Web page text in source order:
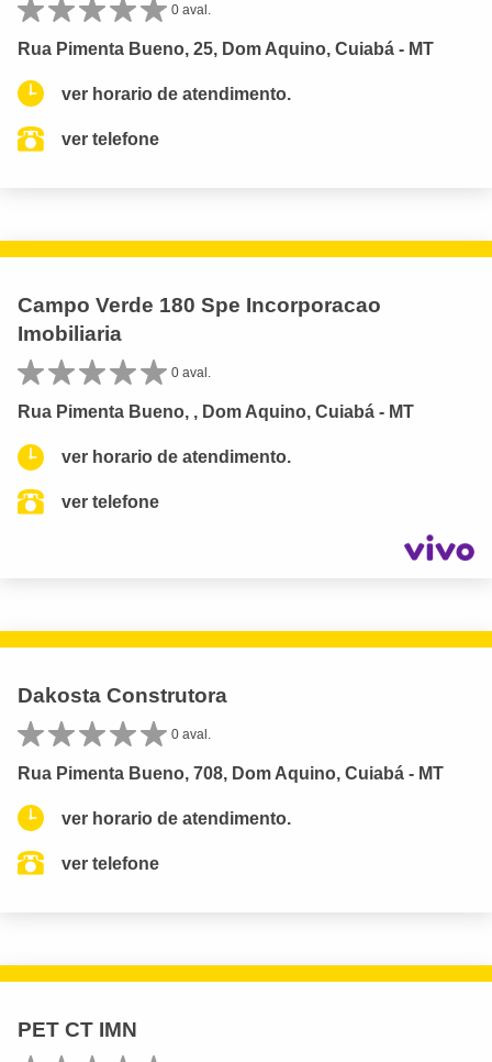
0 aval.
Rua Pimenta Bueno, 25, Dom Aquino, Cuiabá - MT
ver horario de atendimento.
ver telefone
Campo Verde 180 Spe Incorporacao
Imobiliaria
0 aval.
Rua Pimenta Bueno, , Dom Aquino, Cuiabá - MT
ver horario de atendimento.
ver telefone
Dakosta Construtora
0 aval.
Rua Pimenta Bueno, 708, Dom Aquino, Cuiabá - MT
ver horario de atendimento.
ver telefone
PET CT IMN